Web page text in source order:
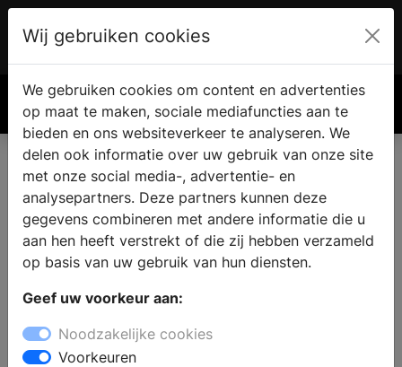
€ 0.00
Wij gebruiken cookies
We gebruiken cookies om content en advertenties
op maat te maken, sociale mediafuncties aan te
bieden en ons websiteverkeer te analyseren. We
delen ook informatie over uw gebruik van onze site
met onze social media-, advertentie- en
analysepartners. Deze partners kunnen deze
gegevens combineren met andere informatie die u
aan hen heeft verstrekt of die zij hebben verzameld
op basis van uw gebruik van hun diensten.
Geef uw voorkeur aan:
Noodzakelijke cookies
Voorkeuren